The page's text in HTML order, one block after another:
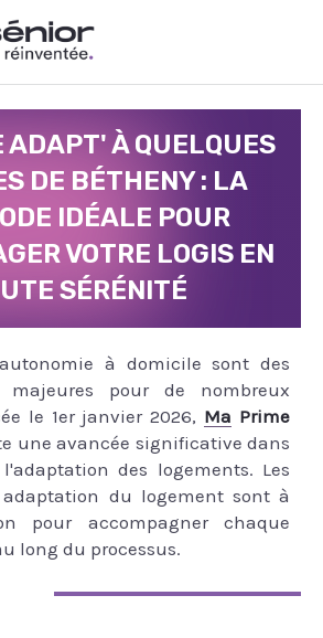
ADAPT' À QUELQUES
DE BÉTHENY : LA
IDÉALE POUR
VOTRE LOGIS EN
SÉRÉNITÉ
à domicile sont des
majeures pour de nombreux
le 1er janvier 2026, Ma Prime
une avancée significative dans
des logements. Les
du logement sont à
pour accompagner chaque
long du processus.